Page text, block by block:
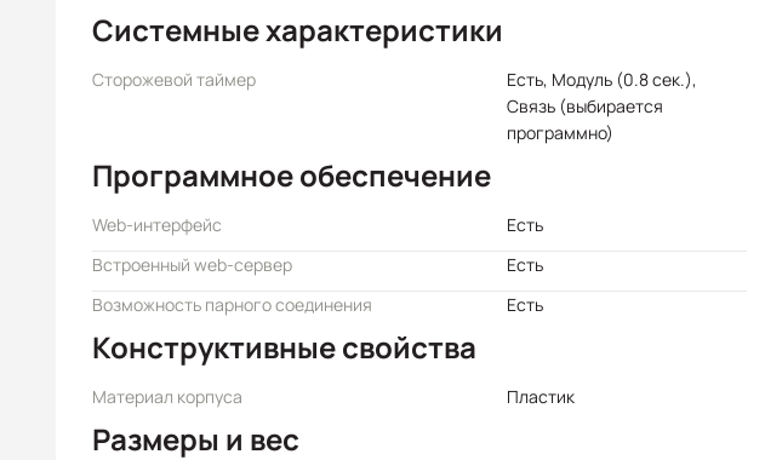
Системные характеристики
Сторожевой таймер
Есть, Модуль (0.8 сек.),
Связь (выбирается
программно)
Программное обеспечение
Web-интерфейс
Есть
Встроенный web-сервер
Есть
Возможность парного соединения
Есть
Конструктивные свойства
Материал корпуса Пластик
Размеры и вес